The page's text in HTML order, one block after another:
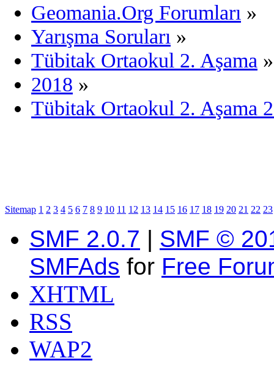
Geomania.Org Forumları »
Yarışma Soruları »
Tübitak Ortaokul 2. Aşama »
2018 »
Tübitak Ortaokul 2. Aşama
Sitemap 1 2 3 4 5 6 7 8 9 10 11 12 13 14 15 16 17 18 19 20 21 22 23
SMF 2.0.7 | SMF ©
SMFAds for Free
XHTML
RSS
WAP2